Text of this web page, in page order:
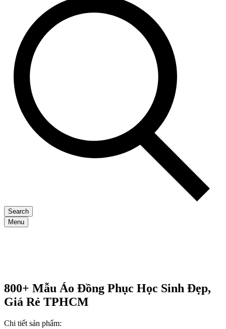
Search
Menu
800+ Mẫu Áo Đồng Phục Học Sinh Đẹp,
Giá Rẻ TPHCM
Chi tiết sản phẩm: